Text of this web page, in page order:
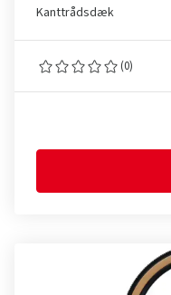
Kanttrådsdæk
(0)